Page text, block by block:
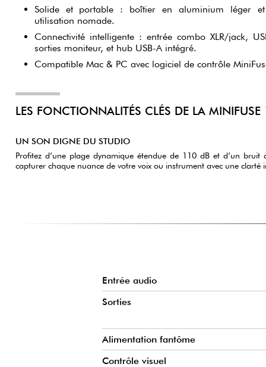
Solide et portable : boîtier en aluminium léger
utilisation nomade.
Connectivité intelligente : entrée combo XLR/jack,
sorties moniteur, et hub USB-A intégré.
Compatible Mac & PC avec logiciel de contrôle
LES FONCTIONNALITÉS CLÉS DE LA
UN SON DIGNE DU STUDIO
Profitez d’une plage dynamique étendue de 110 dB et d’un
capturer chaque nuance de votre voix ou instrument avec une clarté
Entrée audio
Sorties
Alimentation fantôme
Contrôle visuel